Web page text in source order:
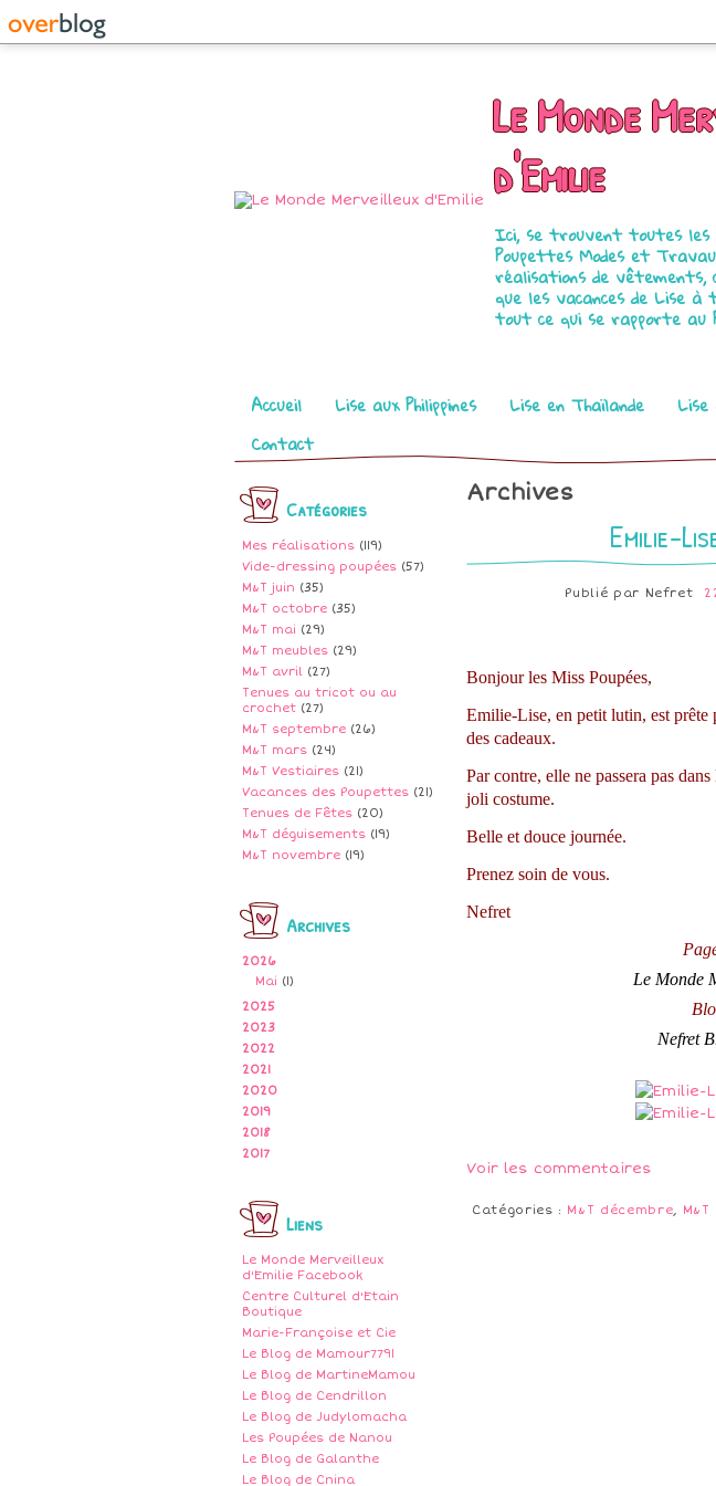
Le Monde
d'Emilie
Ici, se trouvent toutes les
Poupettes Modes et
réalisations de vêtements,
que les vacances de Lise
tout ce qui se rapporte au
Pages
Accueil Lise aux Philippines Lise en Thaïlande Lise
Contact
Catégories
Mes réalisations (119)
Vide-dressing poupées (57)
M&T juin (35)
M&T octobre (35)
M&T mai (29)
M&T meubles (29)
M&T avril (27)
Tenues au tricot ou au
crochet (27)
M&T septembre (26)
M&T mars (24)
M&T Vestiaires (21)
Vacances des Poupettes (21)
Tenues de Fêtes (20)
M&T déguisements (19)
M&T novembre (19)
Archives
2026
Mai (1)
2025
2023
2022
2021
2020
2019
2018
2017
Liens
Le Monde Merveilleux
d'Emilie Facebook
Centre Culturel d'Etain
Boutique
Marie-Françoise et Cie
Le Blog de Mamour7791
Le Blog de MartineMamou
Le Blog de Cendrillon
Le Blog de Judylomacha
Les Poupées de Nanou
Le Blog de Galanthe
Le Blog de Cnina
Archives
Emilie-
Publié par Nefret
Bonjour les Miss Poupées,
Emilie-Lise, en petit lutin, est prête
des cadeaux.
Par contre, elle ne passera pas
joli costume.
Belle et douce journée.
Prenez soin de vous.
Nefret
Le Monde
Nefret
Voir les commentaires
Catégories : M&T décembre,